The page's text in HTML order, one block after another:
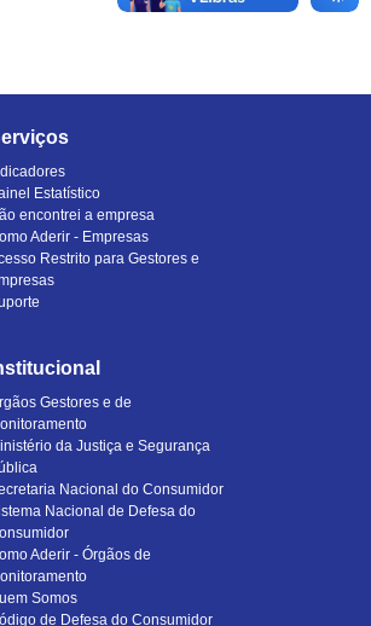
Estatístico
encontrei a empresa
Aderir - Empresas
Restrito para Gestores e
Gestores e de
da Justiça e Segurança
Nacional do Consumidor
Nacional de Defesa do
Aderir - Órgãos de
Somos
de Defesa do Consumidor